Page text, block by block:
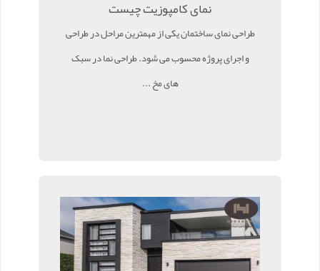
نمای کامپوزیت چیست
طراحی نمای ساختمان یکی از مهمترین مراحل در طراحی
و اجرای پروژه محسوب می شود. طراحی نما در سبک
های مخ ...